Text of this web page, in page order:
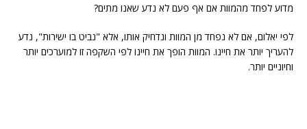
מדוע לפחד מהמוות אם אף פעם לא נדע שאנו מתים?
לפי יאלום, אם לא נפחד מן המוות ונדחיק אותו, אלא "נביט בו ישירות", נדע
להעריך יותר את חיינו. המוות הופך את חיינו לפי השקפה זו למוערכים יותר
וחיוניים יותר.